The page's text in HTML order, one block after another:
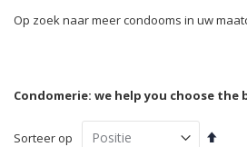
Op zoek naar meer condooms in uw
Condomerie: we help you choose the
Sorteer op
Van